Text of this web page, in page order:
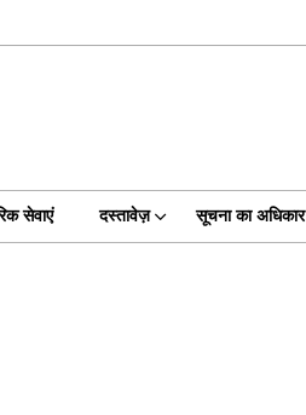
सेवाएं दस्तावेज़ सूचना का अधिकार